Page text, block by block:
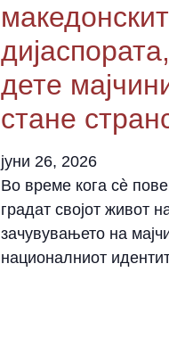
дете
стане
јуни 26, 2026
Во време кога сè
градат својот живот
зачувувањето на
националниот